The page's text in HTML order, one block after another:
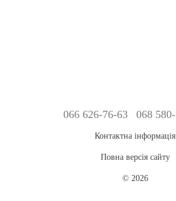
066 626-76-63 068
Контактна інформація
Повна версія сайту
© 2026